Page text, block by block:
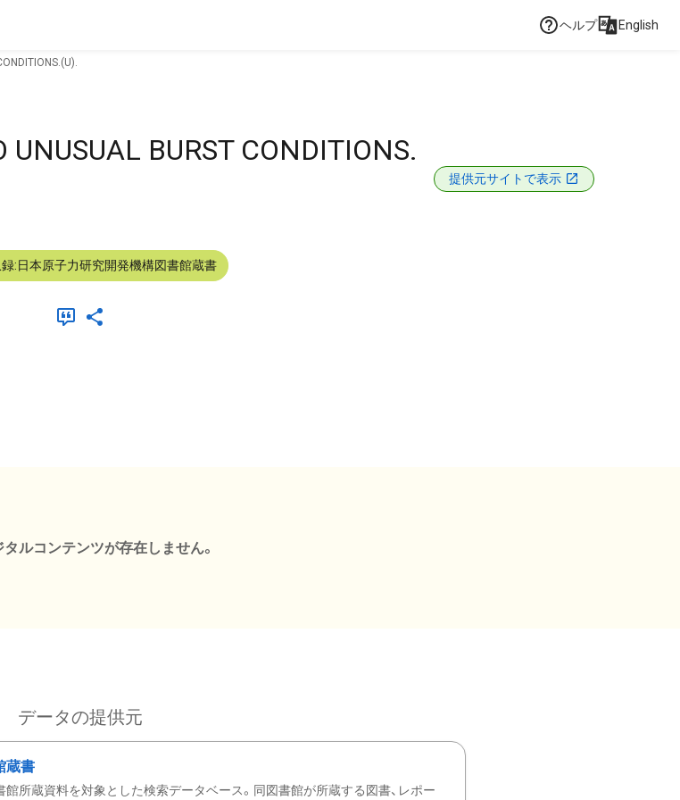
ヘルプ English
BURST CONDITIONS.
提供元サイトで表示
録:日本原子力研究開発機構図書館蔵書
ルコンテンツが存在しません。
データの提供元
蔵書
所蔵資料を対象とした検索データベース。同図書館が所蔵する図書、レポー